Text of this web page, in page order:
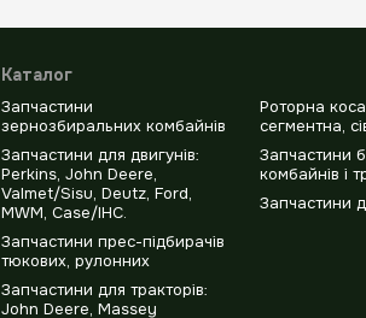
Каталог
Запчастини
зернозбиральних комбайнів
Запчастини для двигунів:
Perkins, John Deere,
Valmet/Sisu, Deutz, Ford,
MWM, Case/IHC.
Запчастини прес-підбирачів
тюкових, рулонних
Запчастини для тракторів:
John Deere, Massey
Роторна
сегментна,
Запчастини
комбайнів і
Запчастини